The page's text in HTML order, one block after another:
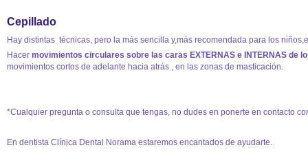
Cepillado
Hay distintas técnicas, pero la más sencilla y,más recomendada para los
Hacer movimientos circulares sobre las caras EXTERNAS e INTERNAS de
movimientos cortos de adelante hacia atrás , en las zonas de masticación.
*Cualquier pregunta o consulta que tengas, no dudes en ponerte en contacto
En dentista Clínica Dental Norama estaremos encantados de ayudarte.